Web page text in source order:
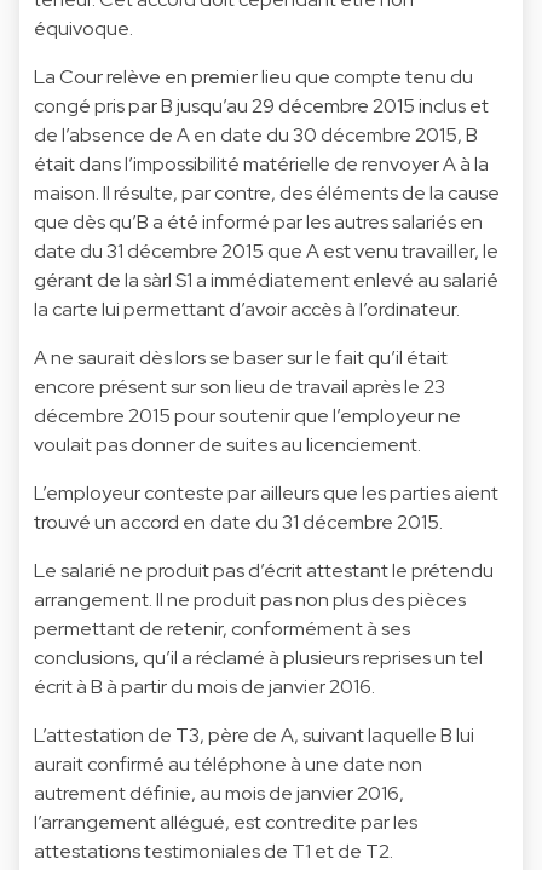
équivoque.
La Cour relève en premier lieu que compte tenu du
congé pris par B jusqu’au 29 décembre 2015 inclus et
de l’absence de A en date du 30 décembre 2015, B
était dans l’impossibilité matérielle de renvoyer A à la
maison. Il résulte, par contre, des éléments de la cause
que dès qu’B a été informé par les autres salariés en
date du 31 décembre 2015 que A est venu travailler, le
gérant de la sàrl S1 a immédiatement enlevé au salarié
la carte lui permettant d’avoir accès à l’ordinateur.
A ne saurait dès lors se baser sur le fait qu’il était
encore présent sur son lieu de travail après le 23
décembre 2015 pour soutenir que l’employeur ne
voulait pas donner de suites au licenciement.
L’employeur conteste par ailleurs que les parties aient
trouvé un accord en date du 31 décembre 2015.
Le salarié ne produit pas d’écrit attestant le prétendu
arrangement. Il ne produit pas non plus des pièces
permettant de retenir, conformément à ses
conclusions, qu’il a réclamé à plusieurs reprises un tel
écrit à B à partir du mois de janvier 2016.
L’attestation de T3, père de A, suivant laquelle B lui
aurait confirmé au téléphone à une date non
autrement définie, au mois de janvier 2016,
l’arrangement allégué, est contredite par les
attestations testimoniales de T1 et de T2.